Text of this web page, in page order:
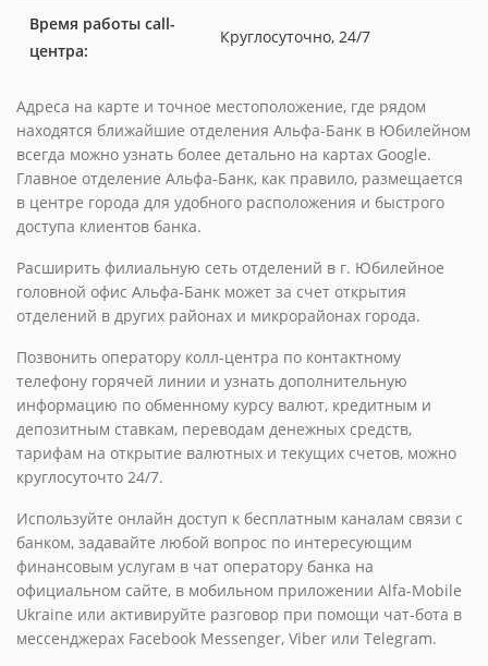
Время работы call-
центра:
Круглосуточно, 24/7
Адреса на карте и точное местоположение, где рядом
находятся ближайшие отделения Альфа-Банк в Юбилейном
всегда можно узнать более детально на картах Google.
Главное отделение Альфа-Банк, как правило, размещается
в центре города для удобного расположения и быстрого
доступа клиентов банка.
Расширить филиальную сеть отделений в г. Юбилейное
головной офис Альфа-Банк может за счет открытия
отделений в других районах и микрорайонах города.
Позвонить оператору колл-центра по контактному
телефону горячей линии и узнать дополнительную
информацию по обменному курсу валют, кредитным и
депозитным ставкам, переводам денежных средств,
тарифам на открытие валютных и текущих счетов, можно
круглосуточто 24/7.
Используйте онлайн доступ к бесплатным каналам связи с
банком, задавайте любой вопрос по интересующим
финансовым услугам в чат оператору банка на
официальном сайте, в мобильном приложении Alfa-Mobile
Ukraine или активируйте разговор при помощи чат-бота в
мессенджерах Facebook Messenger, Viber или Telegram.